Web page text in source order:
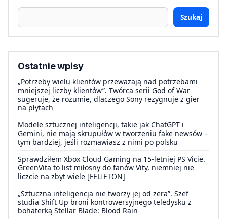
Szukaj
Ostatnie wpisy
„Potrzeby wielu klientów przeważają nad potrzebami
mniejszej liczby klientów”. Twórca serii God of War
sugeruje, że rozumie, dlaczego Sony rezygnuje z gier
na płytach
Modele sztucznej inteligencji, takie jak ChatGPT i
Gemini, nie mają skrupułów w tworzeniu fake newsów –
tym bardziej, jeśli rozmawiasz z nimi po polsku
Sprawdziłem Xbox Cloud Gaming na 15-letniej PS Vicie.
GreenVita to list miłosny do fanów Vity, niemniej nie
liczcie na zbyt wiele [FELIETON]
„Sztuczna inteligencja nie tworzy jej od zera”. Szef
studia Shift Up broni kontrowersyjnego teledysku z
bohaterką Stellar Blade: Blood Rain